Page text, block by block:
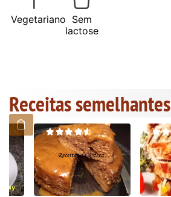
Vegetariano Sem
lactose
Receitas semelhantes